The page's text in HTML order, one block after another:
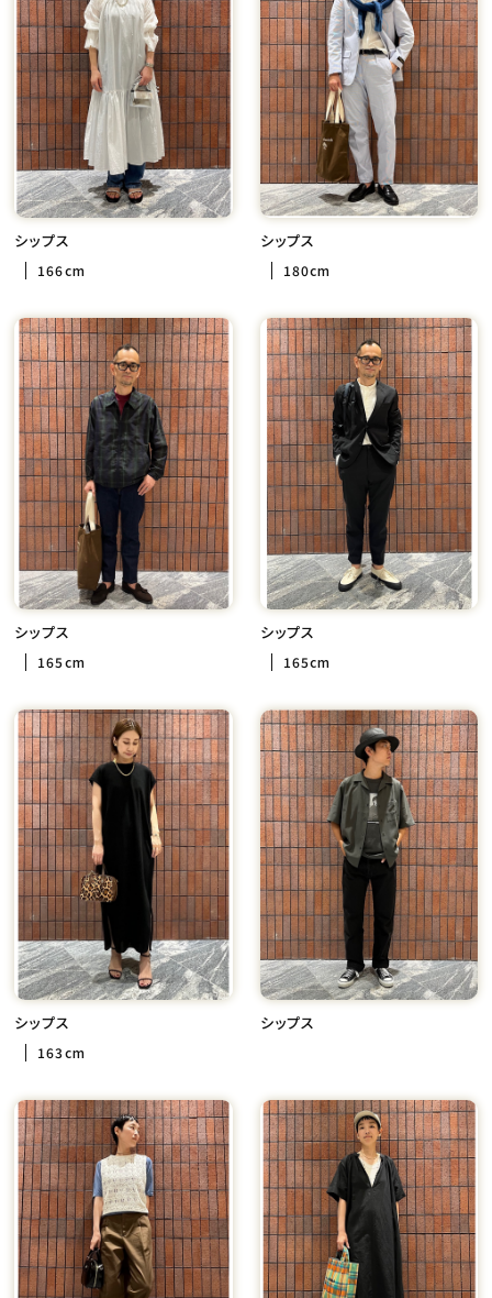
シップス
166cm
シップス
180cm
シップス
165cm
シップス
165cm
シップス
163cm
シップス